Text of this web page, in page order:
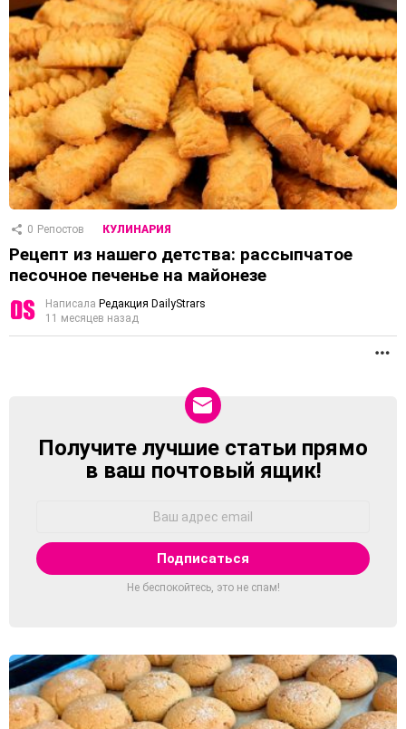
0 Репостов КУЛИНАРИЯ
Рецепт из нашего детства: рассыпчатое
песочное печенье на майонезе
Написала Редакция DailyStrars
11 месяцев назад
NEWSLETTER
Получите лучшие статьи прямо
в ваш почтовый ящик!
Не беспокойтесь, это не спам!